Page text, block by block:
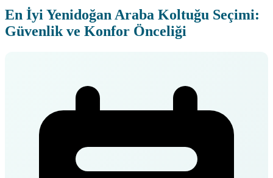
En İyi Yenidoğan Araba Koltuğu Seçimi:
Güvenlik ve Konfor Önceliği